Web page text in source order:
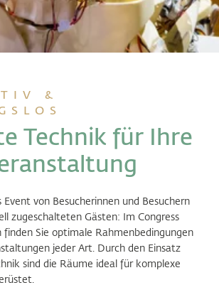
&
Technik für Ihre
Event von Besucherinnen und Besuchern
zugeschalteten Gästen: Im Congress
finden Sie optimale Rahmenbedingungen
jeder Art. Durch den Einsatz
sind die Räume ideal für komplexe